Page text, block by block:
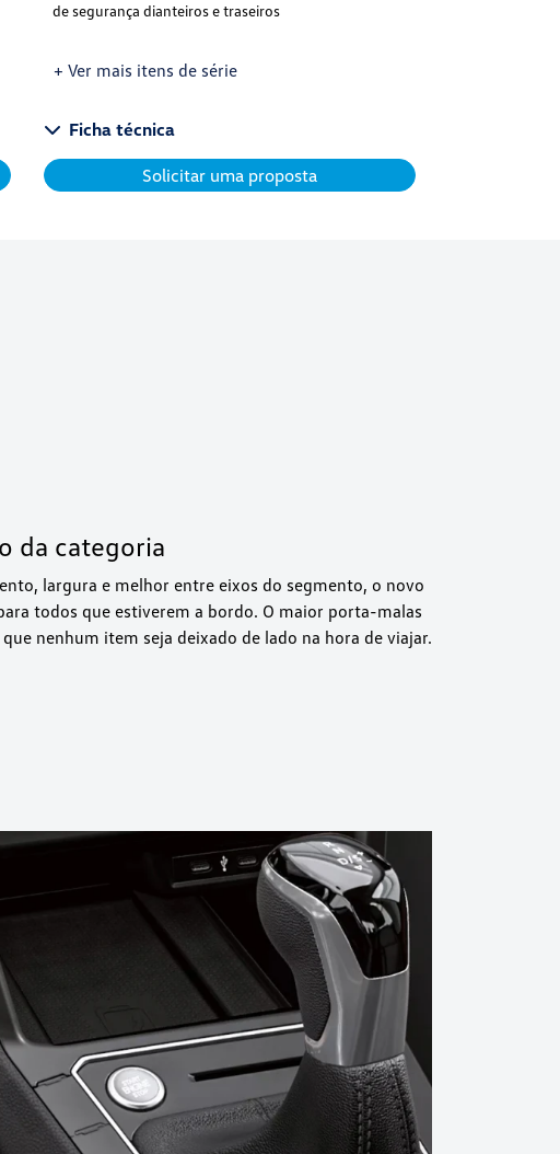
de segurança dianteiros e traseiros
+ Ver mais itens de série
Ficha técnica
Solicitar uma proposta
da categoria
largura e melhor entre eixos do segmento, o novo
todos que estiverem a bordo. O maior porta-malas
nenhum item seja deixado de lado na hora de viajar.